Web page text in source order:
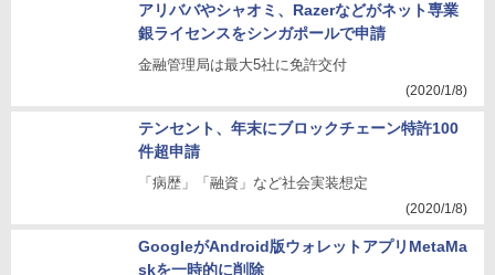
アリババやシャオミ、Razerなどがネット専業
銀ライセンスをシンガポールで申請
金融管理局は最大5社に免許交付
(2020/1/8)
テンセント、年末にブロックチェーン特許100
件超申請
「病歴」「融資」など社会実装想定
(2020/1/8)
GoogleがAndroid版ウォレットアプリMetaMa
skを一時的に削除